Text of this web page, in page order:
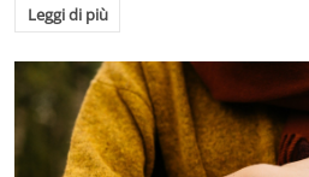
Leggi di più